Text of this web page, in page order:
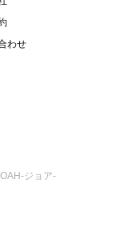
わせ
ジョア-